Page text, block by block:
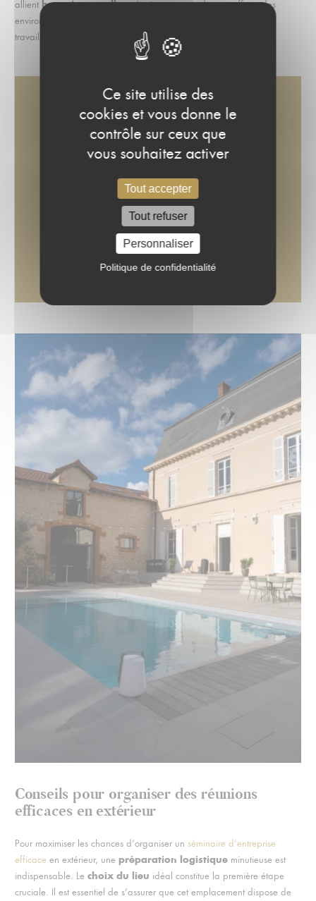
Ce site utilise des
cookies et vous donne le
contrôle sur ceux que
vous souhaitez activer
Tout accepter
Tout refuser
Personnaliser
Politique de confidentialité
allientbeauté naturelleet équipements modernes, offrant des
environnements inspirants qui peuvent transformer vos sessions de
travail en expériences productives.
Mon prochain séminaire se
déroulera dans un cadre
exceptionnel…
CONTACT
Conseils pour organiser des réunions
efficaces en extérieur
Pour maximiser les chances d’organiser un séminaire d’entreprise
efficace en extérieur, une préparation logistiqueminutieuse est
indispensable. Le choix du lieu idéal constitue la première étape
cruciale. Il est essentiel de s’assurer que cet emplacement dispose de